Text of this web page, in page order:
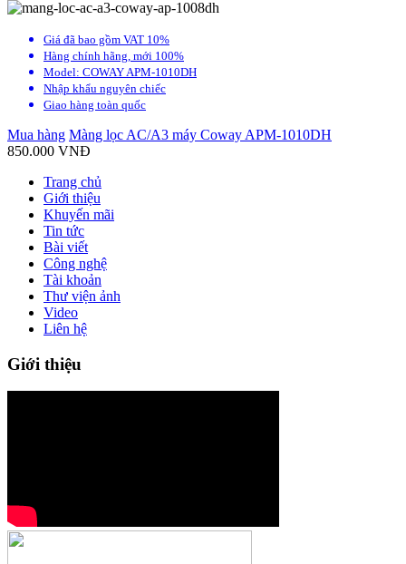
Giá đã bao gồm VAT 10%
Hàng chính hãng, mới 100%
Model: COWAY APM-1010DH
Nhập khẩu nguyên chiếc
Giao hàng toàn quốc
Mua hàng Màng lọc AC/A3 máy Coway APM-1010DH
850.000 VNĐ
Trang chủ
Giới thiệu
Khuyến mãi
Tin tức
Bài viết
Công nghệ
Tài khoản
Thư viện ảnh
Video
Liên hệ
Giới thiệu